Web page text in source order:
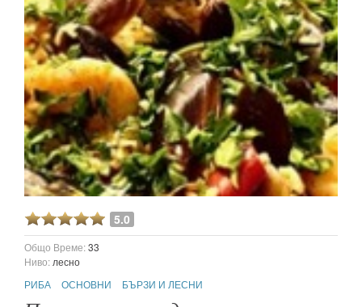
5.0
Общо Време:33
Ниво: лесно
РИБА
ОСНОВНИ БЪРЗИ И ЛЕСНИ